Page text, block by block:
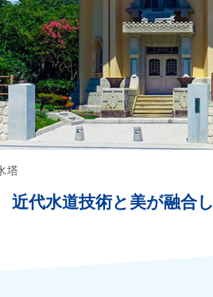
塔
近代水道技術と美が融合